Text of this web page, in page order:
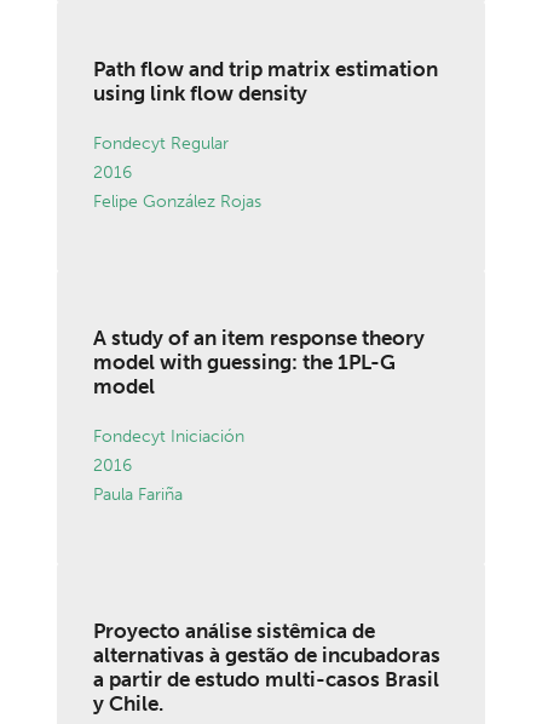
Path flow and trip matrix estimation
using link flow density
Fondecyt Regular
2016
Felipe González Rojas
A study of an item response theory
model with guessing: the 1PL-G
model
Fondecyt Iniciación
2016
Paula Fariña
Proyecto análise sistêmica de
alternativas à gestão de incubadoras
a partir de estudo multi-casos Brasil
y Chile.